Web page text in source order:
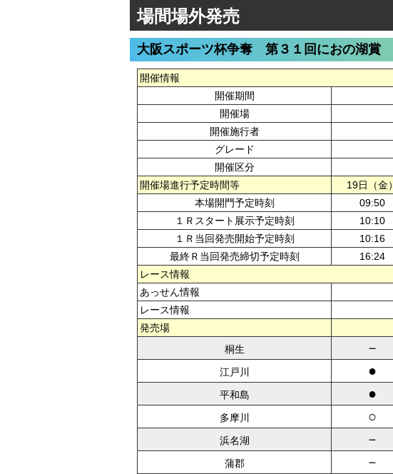
場間場外発売
大阪スポーツ杯争奪 第３１回におの湖賞
開催情報
開催期間
開催場
開催施行者
グレード
開催区分
開催場進行予定時間等
19日（金）
本場開門予定時刻
09:50
１Ｒスタート展示予定時刻
10:10
１Ｒ当回発売開始予定時刻
10:16
最終Ｒ当回発売締切予定時刻
16:24
レース情報
あっせん情報
レース情報
発売場
桐生
－
江戸川 ●
平和島 ●
多摩川 ○
浜名湖 －
蒲郡 －